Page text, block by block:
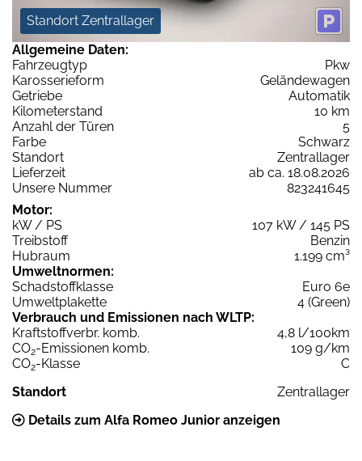
Standort Zentrallager
Allgemeine Daten:
Fahrzeugtyp
Pkw
Karosserieform
Geländewagen
Getriebe
Automatik
Kilometerstand
10 km
Anzahl der Türen
5
Farbe
Schwarz
Standort
Zentrallager
Lieferzeit
ab ca. 18.08.2026
Unsere Nummer
823241645
Motor:
kW / PS
107 kW / 145 PS
Treibstoff
Benzin
Hubraum
1.199 cm³
Umweltnormen:
Schadstoffklasse
Euro 6e
Umweltplakette
4 (Green)
Verbrauch und Emissionen nach WLTP:
Kraftstoffverbr. komb.
4,8 l/100km
CO2-Emissionen komb.
109 g/km
CO2-Klasse
C
Standort
Zentrallager
Details zum Alfa Romeo Junior anzeigen